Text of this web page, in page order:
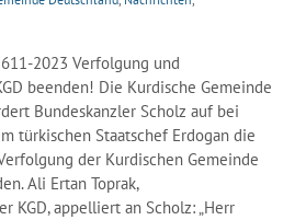
2023 Verfolgung und
beenden! Die Kurdische Gemeinde
Bundeskanzler Scholz auf bei
türkischen Staatschef Erdogan die
der Kurdischen Gemeinde
Ali Ertan Toprak,
KGD, appelliert an Scholz: „Herr